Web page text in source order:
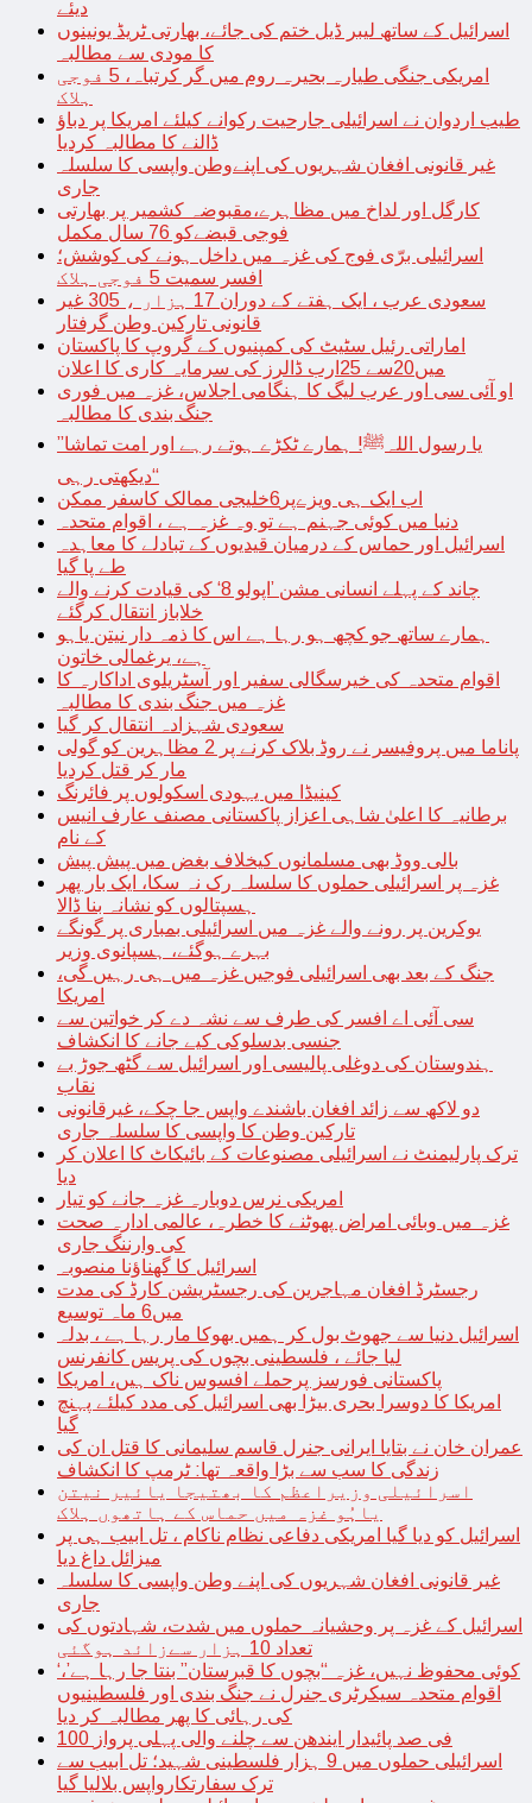
دیئے
اسرائیل کے ساتھ لیبر ڈیل ختم کی جائے، بھارتی ٹریڈ یونینوں
کا مودی سے مطالبہ
امریکی جنگی طیارہ بحیرہ روم میں گر کرتباہ، 5 فوجی
ہلاک
طیب اردوان نے اسرائیلی جارحیت رکوانے کیلئے امریکا پر دباؤ
ڈالنے کا مطالبہ کردیا
غیر قانونی افغان شہریوں کی اپنےوطن واپسی کا سلسلہ
جاری
کارگل اور لداخ میں مظاہرے،مقبوضہ کشمیر پر بھارتی
فوجی قبضےکو 76 سال مکمل
اسرائیلی برّی فوج کی غزہ میں داخل ہونے کی کوشش؛
افسر سمیت 5 فوجی ہلاک
سعودی عرب ، ایک ہفتے کے دوران 17 ہزار ، 305 غیر
قانونی تارکین وطن گرفتار
اماراتی رئیل سٹیٹ کی کمپنیوں کے گروپ کا پاکستان
میں20سے 25ارب ڈالرز کی سرمایہ کاری کا اعلان
او آئی سی اور عرب لیگ کا ہنگامی اجلاس، غزہ میں فوری
جنگ بندی کا مطالبہ
’’یا رسول اللہﷺ! ہمارے ٹکڑے ہوتے رہے اور امت تماشا
دیکھتی رہی‘‘
اب ایک ہی ویزےپر6خلیجی ممالک کاسفر ممکن
دنیا میں کوئی جہنم ہے تو وہ غزہ ہے ، اقوام متحدہ
اسرائیل اور حماس کے درمیان قیدیوں کے تبادلے کا معاہدہ
طے پا گیا
چاند کے پہلے انسانی مشن ’اپولو 8‘ کی قیادت کرنے والے
خلاباز انتقال کرگئے
ہمارے ساتھ جو کچھ ہو رہا ہے اس کا ذمہ دار نیتن یاہو
ہے، یرغمالی خاتون
اقوام متحدہ کی خیرسگالی سفیر اور آسٹریلوی اداکارہ کا
غزہ میں جنگ بندی کا مطالبہ
سعودی شہزادہ انتقال کر گیا
پاناما میں پروفیسر نے روڈ بلاک کرنے پر 2 مظاہرین کو گولی
مار کر قتل کردیا
کینیڈا میں یہودی اسکولوں پر فائرنگ
برطانیہ کا اعلیٰ شاہی اعزاز پاکستانی مصنف عارف انیس
کے نام
بالی ووڈ بھی مسلمانوں کیخلاف بغض میں پیش پیش
غزہ پر اسرائیلی حملوں کا سلسلہ رک نہ سکا، ایک بار پھر
ہسپتالوں کو نشانہ بنا ڈالا
یوکرین پر رونے والے غزہ میں اسرائیلی بمباری پر گونگے
بہرے ہوگئے، ہسپانوی وزیر
جنگ کے بعد بھی اسرائیلی فوجیں غزہ میں ہی رہیں گی،
امریکا
سی آئی اے افسر کی طرف سے نشہ دے کر خواتین سے
جنسی بدسلوکی کیے جانے کا انکشاف
ہندوستان کی دوغلی پالیسی اور اسرائیل سے گٹھ جوڑ بے
نقاب
دو لاکھ سے زائد افغان باشندے واپس جا چکے، غیرقانونی
تارکین وطن کا واپسی کا سلسلہ جاری
ترک پارلیمنٹ نے اسرائیلی مصنوعات کے بائیکاٹ کا اعلان کر
دیا
امریکی نرس دوبارہ غزہ جانے کو تیار
غزہ میں وبائی امراض پھوٹنے کا خطرہ، عالمی ادارہ صحت
کی وارننگ جاری
اسرائیل کا گھناؤنا منصوبہ
رجسٹرڈ افغان مہاجرین کی رجسٹریشن کارڈ کی مدت
میں6 ماہ توسیع
اسرائیل دنیا سے جھوٹ بول کر ہمیں بھوکا مار رہا ہے ، بدلہ
لیا جائے ، فلسطینی بچوں کی پریس کانفرنس
پاکستانی فورسز پرحملے افسوس ناک ہیں، امریکا
امریکا کا دوسرا بحری بیڑا بھی اسرائیل کی مدد کیلئے پہنچ
گیا
عمران خان نے بتایا ایرانی جنرل قاسم سلیمانی کا قتل ان کی
زندگی کا سب سے بڑا واقعہ تھا: ٹرمپ کا انکشاف
اسرائیلی وزیراعظم کا بھتیجا یائیر نیتن
یاہُو غزہ میں حماس کے ہاتھوں ہلاک
اسرائیل کو دیا گیا امریکی دفاعی نظام ناکام ، تل ابیب ہی پر
میزائل داغ دیا
غیر قانونی افغان شہریوں کی اپنے وطن واپسی کا سلسلہ
جاری
اسرائیل کے غزہ پر وحشیانہ حملوں میں شدت، شہادتوں کی
تعداد 10 ہزار سےزائد ہوگئی
‘کوئی محفوظ نہیں، غزہ “بچوں کا قبرستان” بنتا جا رہا ہے’،
اقوام متحدہ سیکرٹری جنرل نے جنگ بندی اور فلسطینیوں
کی رہائی کا پھر مطالبہ کر دیا
100 فی صد پائیدار ایندھن سے چلنے والی پہلی پرواز
اسرائیلی حملوں میں 9 ہزار فلسطینی شہید؛ تل ابیب سے
ترک سفارتکارواپس بلالیا گیا